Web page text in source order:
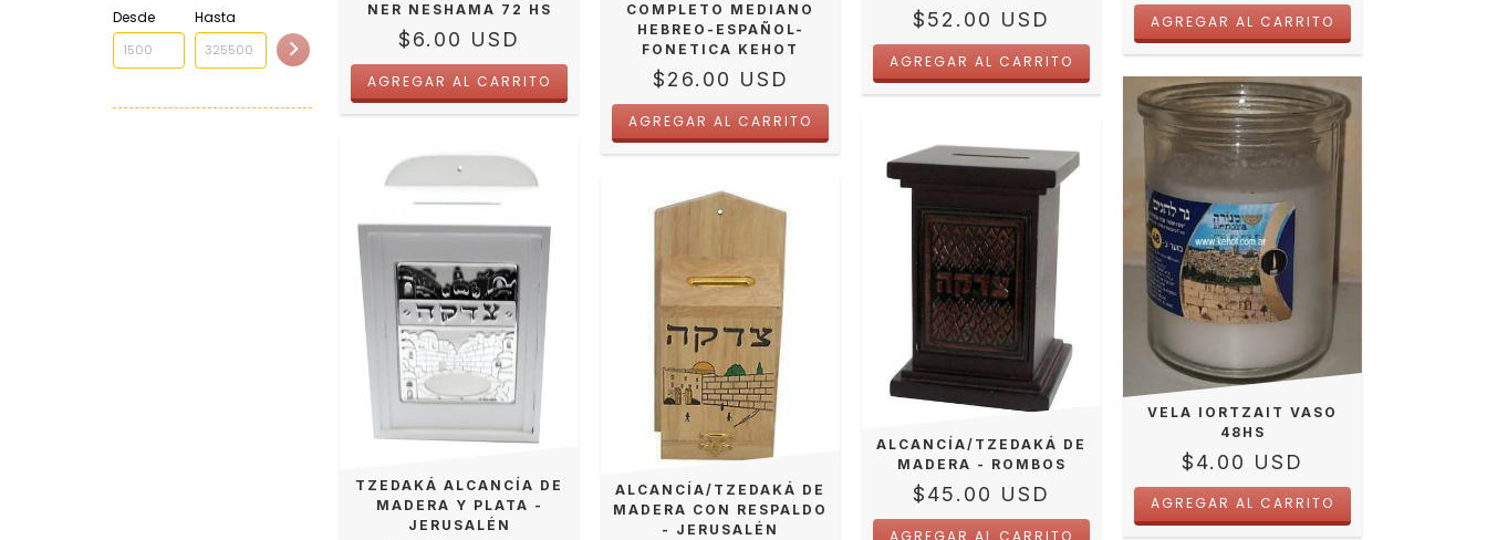
Desde Hasta NER NESHAMA 72 HS
$6.00 USD
COMPLETO MEDIANO
HEBREO-ESPAÑOL-
FONETICA KEHOT
$26.00 USD
$52.00 USD
TZEDAKÁ ALCANCÍA DE
MADERA Y PLATA -
JERUSALÉN
ALCANCÍA/TZEDAKÁ DE
MADERA CON RESPALDO
- JERUSALÉN
ALCANCÍA/TZEDAKÁ DE
MADERA - ROMBOS
$45.00 USD
VELA IORTZAIT VASO
48HS
$4.00 USD